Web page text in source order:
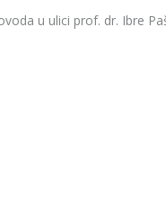
u ulici prof. dr. Ibre